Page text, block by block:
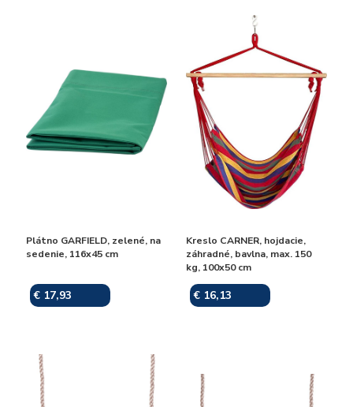
Plátno GARFIELD, zelené, na
sedenie, 116x45 cm
€ 17,93
Kreslo CARNER, hojdacie,
záhradné, bavlna, max. 150
kg, 100x50 cm
€ 16,13